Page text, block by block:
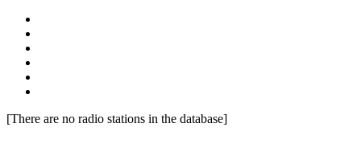
[There are no radio stations in the database]